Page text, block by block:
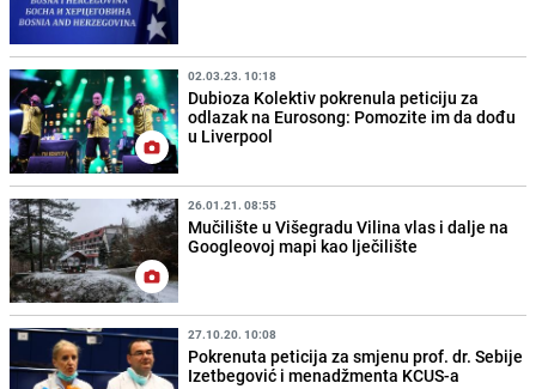
02.03.23. 10:18
Dubioza Kolektiv pokrenula peticiju za
odlazak na Eurosong: Pomozite im da dođu
u Liverpool
26.01.21. 08:55
Mučilište u Višegradu Vilina vlas i dalje na
Googleovoj mapi kao lječilište
27.10.20. 10:08
Pokrenuta peticija za smjenu prof. dr. Sebije
Izetbegović i menadžmenta KCUS-a